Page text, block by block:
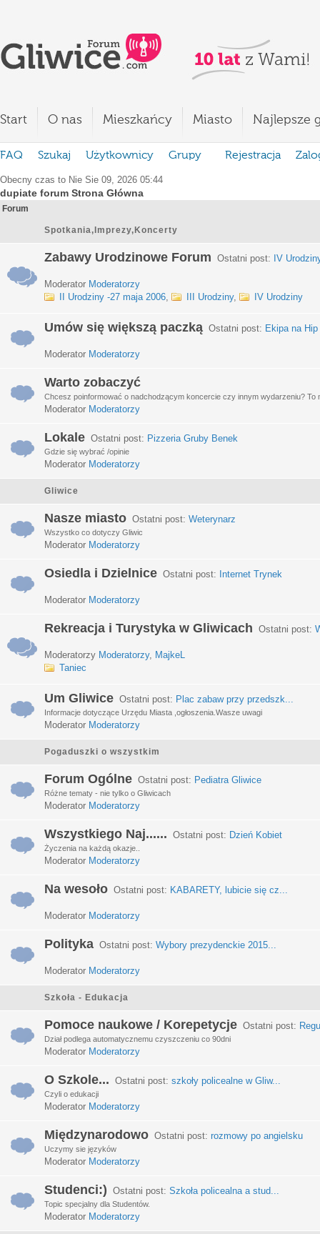
Start O nas Mieszkańcy Miasto Najlepsze
FAQ Szukaj Użytkownicy Grupy Rejestracja
Obecny czas to Nie Sie 09, 2026 05:44
dupiate forum Strona Główna
Forum
Spotkania,Imprezy,Koncerty
Zabawy Urodzinowe Forum Ostatni post: IV
Moderator Moderatorzy
II Urodziny -27 maja 2006, III Urodziny, IV Urodziny
Umów się większą paczką Ostatni post: Ekipa na
Moderator Moderatorzy
Warto zobaczyć
Chcesz poinformować o nadchodzącym koncercie czy innym wydarzeniu? To
Moderator Moderatorzy
Lokale Ostatni post: Pizzeria Gruby Benek
Gdzie się wybrać /opinie
Moderator Moderatorzy
Gliwice
Nasze miasto Ostatni post: Weterynarz
Wszystko co dotyczy Gliwic
Moderator Moderatorzy
Osiedla i Dzielnice Ostatni post: Internet Trynek
Moderator Moderatorzy
Rekreacja i Turystyka w Gliwicach Ostatni post:
Moderatorzy Moderatorzy, MajkeL
Taniec
Um Gliwice Ostatni post: Plac zabaw przy przedszk...
Informacje dotyczące Urzędu Miasta ,ogłoszenia.Wasze uwagi
Moderator Moderatorzy
Pogaduszki o wszystkim
Forum Ogólne Ostatni post: Pediatra Gliwice
Różne tematy - nie tylko o Gliwicach
Moderator Moderatorzy
Wszystkiego Naj...... Ostatni post: Dzień Kobiet
Życzenia na każdą okazje..
Moderator Moderatorzy
Na wesoło Ostatni post: KABARETY, lubicie się cz...
Moderator Moderatorzy
Polityka Ostatni post: Wybory prezydenckie 2015...
Moderator Moderatorzy
Szkoła - Edukacja
Pomoce naukowe / Korepetycje Ostatni post:
Dział podlega automatycznemu czyszczeniu co 90dni
Moderator Moderatorzy
O Szkole... Ostatni post: szkoły policealne w Gliw...
Czyli o edukacji
Moderator Moderatorzy
Międzynarodowo Ostatni post: rozmowy po angielsku
Uczymy sie języków
Moderator Moderatorzy
Studenci:) Ostatni post: Szkoła policealna a stud...
Topic specjalny dla Studentów.
Moderator Moderatorzy